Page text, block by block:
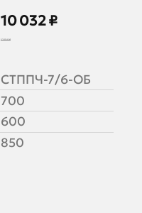
10 032 ₽
12 540 ₽
СТППЧ-7/6-ОБ
700
600
850